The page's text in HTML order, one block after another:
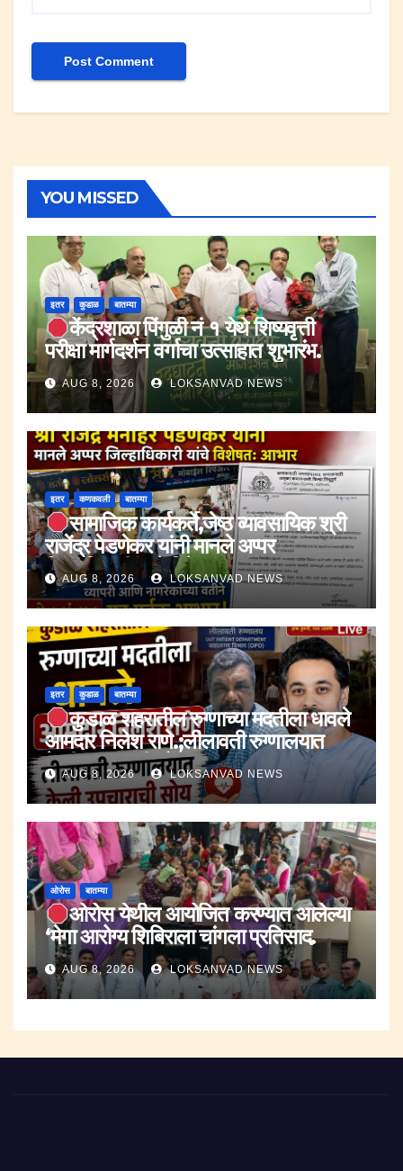
YOU MISSED
इतर कुडाळ बातम्या
केंद्रशाळा पिंगुळी नं १ येथे शिष्यवृत्ती
परीक्षा मार्गदर्शन वर्गाचा उत्साहात शुभारंभ.
AUG 8, 2026 LOKSANVAD NEWS
इतर कणकवली बातम्या
सामाजिक कार्यकर्ते,जेष्ठ व्यावसायिक श्री
राजेंद्र पेडणेकर यांनी मानले अप्पर
जिल्हाधिकारी यांचे विषेशतः आभार.
AUG 8, 2026 LOKSANVAD NEWS
इतर कुडाळ बातम्या
कुडाळ शहरातील रुग्णाच्या मदतीला धावले
आमदार निलेश राणे.;लीलावती रुग्णालयात
केली उपचाराची सोय.
AUG 8, 2026 LOKSANVAD NEWS
ओरोस बातम्या
ओरोस येथील आयोजित करण्यात आलेल्या
‘मेगा आरोग्य शिबिराला चांगला प्रतिसाद.
AUG 8, 2026 LOKSANVAD NEWS